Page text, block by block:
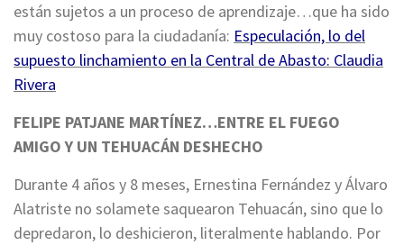
están sujetos a un proceso de aprendizaje…que ha sido
muy costoso para la ciudadanía: Especulación, lo del
supuesto linchamiento en la Central de Abasto: Claudia
Rivera
FELIPE PATJANE MARTÍNEZ…ENTRE EL FUEGO
AMIGO Y UN TEHUACÁN DESHECHO
Durante 4 años y 8 meses, Ernestina Fernández y Álvaro
Alatriste no solamete saquearon Tehuacán, sino que lo
depredaron, lo deshicieron, literalmente hablando. Por